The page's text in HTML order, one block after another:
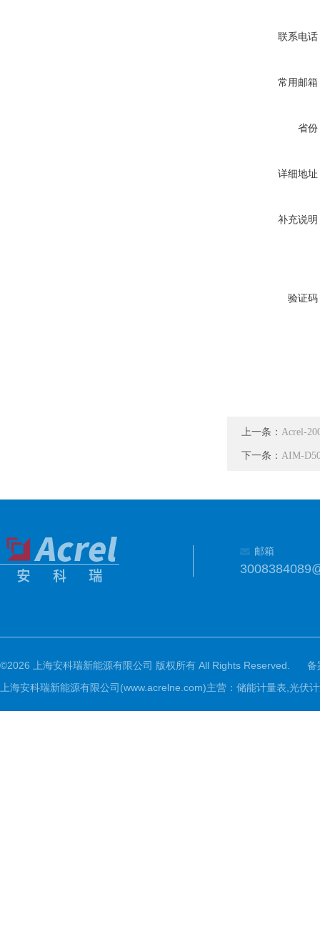
联系电话
常用邮箱
省份
详细地址
补充说明
验证码
上一条： Acrel-
下一条： AIM-
邮箱
©2026 上海安科瑞新能源有限公司 版权所有 All Rights Reserved.
备
上海安科瑞新能源有限公司(www.acrelne.com)主营：储能计量表,光伏